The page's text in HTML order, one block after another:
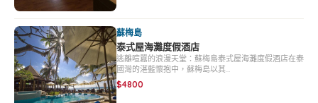
蘇梅島
泰式屋海灘度假酒店
逃離喧囂的浪漫天堂：蘇梅島泰式屋海灘度假酒店在泰
國灣的湛藍懷抱中，蘇梅島以其…
$4800